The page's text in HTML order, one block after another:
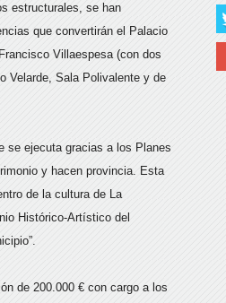
estructurales, se han
que convertirán el Palacio
Villaespesa (con dos
Velarde, Sala Polivalente y de
se ejecuta gracias a los Planes
y hacen provincia. Esta
de la cultura de La
Histórico-Artístico del
de 200.000 € con cargo a los